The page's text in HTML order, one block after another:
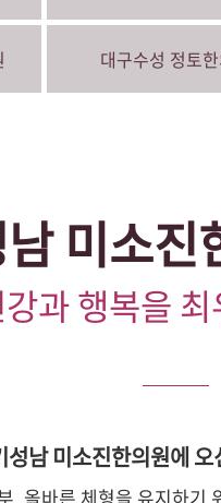
대구수성 정토
미소진
과 행복을
성남 미소진한의원에
, 올바른 체형을 유지하기